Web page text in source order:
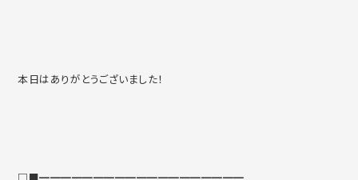
本日はありがとうございました！
□■━━━━━━━━━━━━━━━━━━━